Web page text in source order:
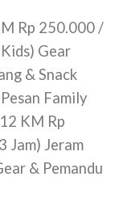
Rp 250.000 /
Gear
& Snack
Family
KM Rp
Jam) Jeram
& Pemandu